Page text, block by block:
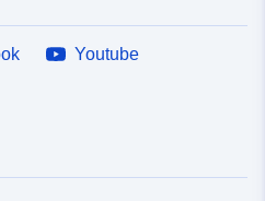
Youtube